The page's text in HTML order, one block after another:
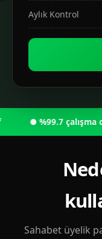
Aylık Kontrol
● %99.7 çalışma oranı
Sahabet üyelik